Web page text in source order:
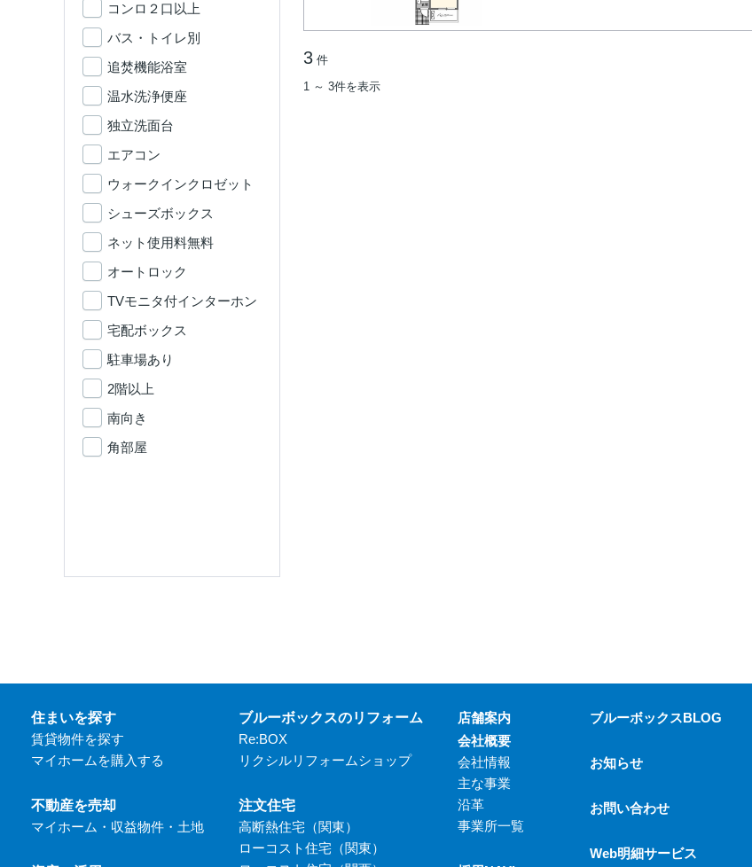
3 件
1 ～ 3件を表示
コンロ２口以上
バス・トイレ別
追焚機能浴室
温水洗浄便座
独立洗面台
エアコン
ウォークインクロゼット
シューズボックス
ネット使用料無料
オートロック
TVモニタ付インターホン
宅配ボックス
駐車場あり
2階以上
南向き
角部屋
住まいを探す
賃貸物件を探す
マイホームを購入する
不動産を売却
マイホーム・収益物件・土地
ブルーボックスのリフォーム
Re:BOX
リクシルリフォームショップ
注文住宅
高断熱住宅（関東）
ローコスト住宅（関東）
店舗案内
会社概要
会社情報
主な事業
沿革
事業所一覧
ブルーボックスBLOG
お知らせ
お問い合わせ
Web明細サービス